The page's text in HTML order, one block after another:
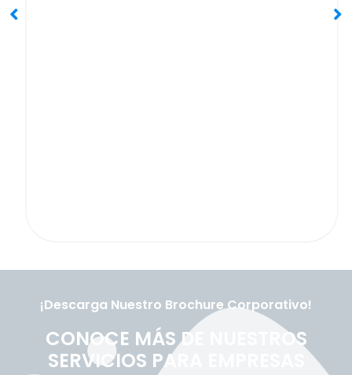
¡Descarga Nuestro Brochure Corporativo!
CONOCE MÁS DE NUESTROS
SERVICIOS PARA EMPRESAS